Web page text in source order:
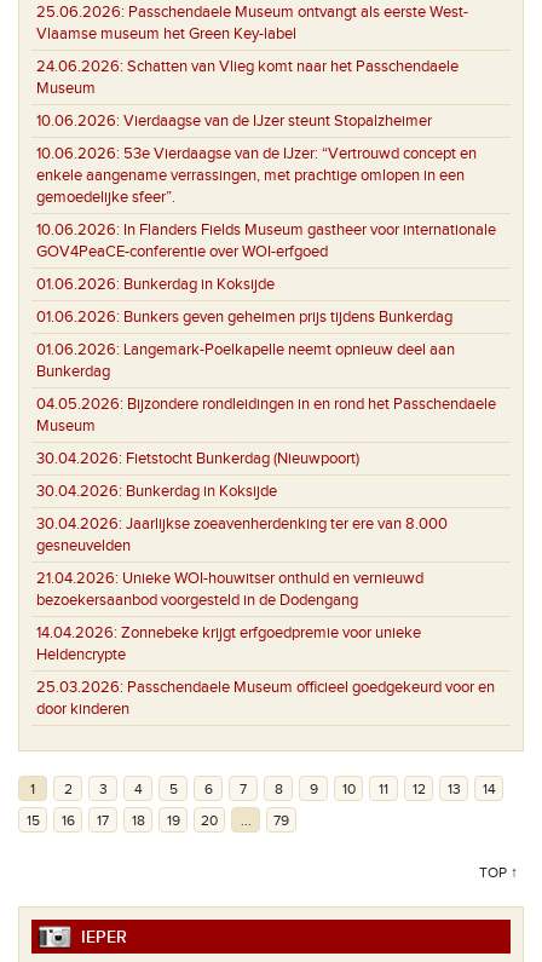
25.06.2026: Passchendaele Museum ontvangt als eerste West-
Vlaamse museum het Green Key-label
24.06.2026: Schatten van Vlieg komt naar het Passchendaele
Museum
10.06.2026: Vierdaagse van de IJzer steunt Stopalzheimer
10.06.2026: 53e Vierdaagse van de IJzer: “Vertrouwd concept en
enkele aangename verrassingen, met prachtige omlopen in een
gemoedelijke sfeer”.
10.06.2026: In Flanders Fields Museum gastheer voor internationale
GOV4PeaCE-conferentie over WOI-erfgoed
01.06.2026: Bunkerdag in Koksijde
01.06.2026: Bunkers geven geheimen prijs tijdens Bunkerdag
01.06.2026: Langemark-Poelkapelle neemt opnieuw deel aan
Bunkerdag
04.05.2026: Bijzondere rondleidingen in en rond het Passchendaele
Museum
30.04.2026: Fietstocht Bunkerdag (Nieuwpoort)
30.04.2026: Bunkerdag in Koksijde
30.04.2026: Jaarlijkse zoeavenherdenking ter ere van 8.000
gesneuvelden
21.04.2026: Unieke WOI-houwitser onthuld en vernieuwd
bezoekersaanbod voorgesteld in de Dodengang
14.04.2026: Zonnebeke krijgt erfgoedpremie voor unieke
Heldencrypte
25.03.2026: Passchendaele Museum officieel goedgekeurd voor en
door kinderen
1 2 3 4 5 6 7 8 9 10 11 12 13
14
15
16 17 18 19 20 79
TOP ↑
IEPER